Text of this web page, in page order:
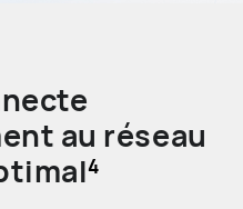
au réseau
4